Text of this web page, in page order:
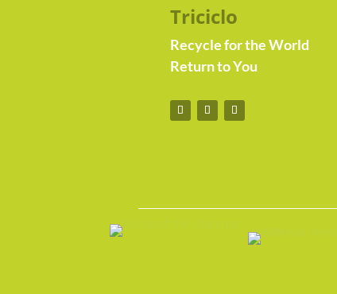
Triciclo
Recycle for the World
Return to You